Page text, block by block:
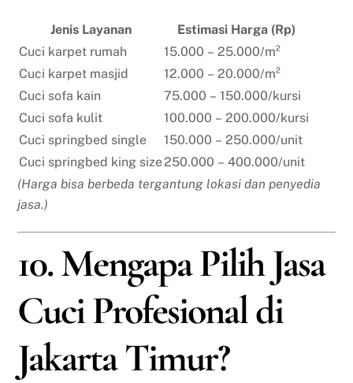
Jenis Layanan
Estimasi Harga (Rp)
Cuci karpet rumah
15.000 – 25.000/m²
Cuci karpet masjid
12.000 – 20.000/m²
Cuci sofa kain
75.000 – 150.000/kursi
Cuci sofa kulit
100.000 – 200.000/kursi
Cuci springbed single
150.000 – 250.000/unit
Cuci springbed king size250.000 – 400.000/unit
(Harga bisa berbeda tergantung lokasi dan penyedia
jasa.)
10. Mengapa Pilih Jasa
Cuci Profesional di
Jakarta Timur?